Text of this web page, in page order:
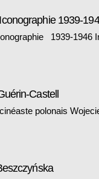
1939-
1939-1946
Castell
polonais